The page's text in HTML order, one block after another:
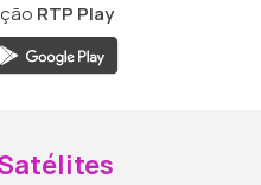
RTP Play